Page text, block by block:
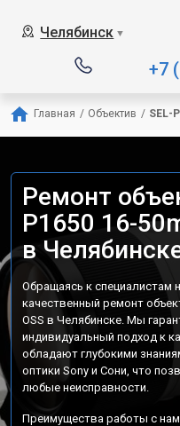
Челябинск ▼
+7
Главная / Объектив / SEL-
Ремонт
P1650 16-
в
Обращаясь к специалистам
качественный ремонт
OSS в Челябинске. Мы
индивидуальный подход к
обладают глубокими
оптики Sony и Сони, что
любые неисправности.
Преимущества работы с